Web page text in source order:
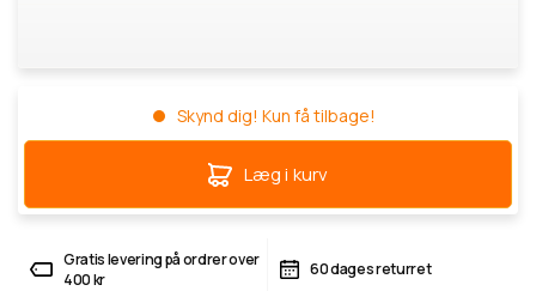
Skynd dig! Kun få tilbage!
Læg i kurv
Gratis levering på ordrer over
400 kr
60 dages returret